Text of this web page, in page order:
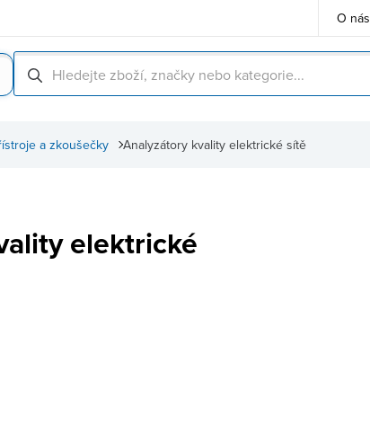
O nás
Analyzátory kvality elektrické sítě
a zkoušečky
elektrické